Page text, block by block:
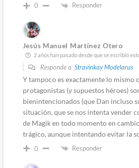
0 Responder
Jesús Manuel Martínez Otero
2 años han pasado desde que se escribió
Responde a Stravinkay Modelarus
Y tampoco es exactamente lo mismo
protagonistas (y supuestos héroes)
bienintencionados (que Dan incluso
situación, que se nos intenta vender
de Magik en todo momento en
trágico, aunque intentando evitar la
0 Responder